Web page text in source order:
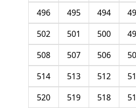
494
495
496
500
501
502
506
507
508
512
513
514
518
519
520